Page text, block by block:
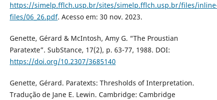
https://simelp.fflch.usp.br/sites/simelp.fflch.usp.br/files/
files/06_26.pdf. Acesso em: 30 nov. 2023.
Genette, Gérard & McIntosh, Amy G. “The Proustian
Paratexte”. SubStance, 17(2), p. 63-77, 1988. DOI:
https://doi.org/10.2307/3685140
Genette, Gérard. Paratexts: Thresholds of Interpretation.
Tradução de Jane E. Lewin. Cambridge: Cambridge